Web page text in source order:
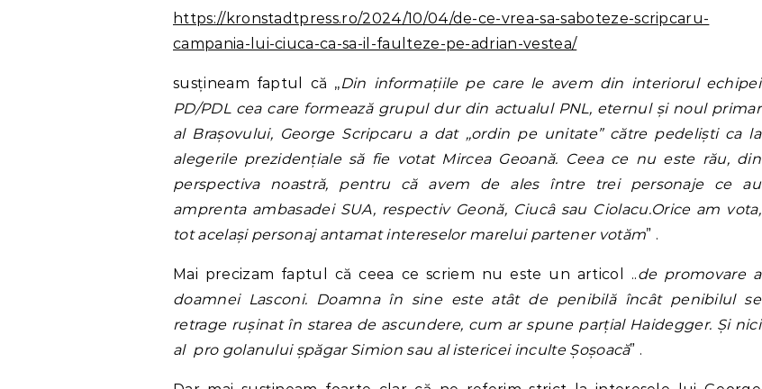
https://kronstadtpress.ro/2024/10/04/de-ce-vrea-sa-saboteze-scripcaru-
campania-lui-ciuca-ca-sa-il-faulteze-pe-adrian-vestea/
susțineam faptul că ,,Din informațiile pe care le avem din interiorul echipei
PD/PDL cea care formează grupul dur din actualul PNL, eternul și noul primar
al Brașovului, George Scripcaru a dat ,,ordin pe unitate” către pedeliști ca la
alegerile prezidențiale să fie votat Mircea Geoană. Ceea ce nu este rău, din
perspectiva noastră, pentru că avem de ales între trei personaje ce au
amprenta ambasadei SUA, respectiv Geonă, Ciucâ sau Ciolacu.Orice am vota,
tot același personaj antamat intereselor marelui partener votăm” .
Mai precizam faptul că ceea ce scriem nu este un articol ..de promovare a
doamnei Lasconi. Doamna în sine este atât de penibilă încât penibilul se
retrage rușinat în starea de ascundere, cum ar spune parțial Haidegger. Și nici
al pro golanului șpăgar Simion sau al istericei inculte Șoșoacă” .